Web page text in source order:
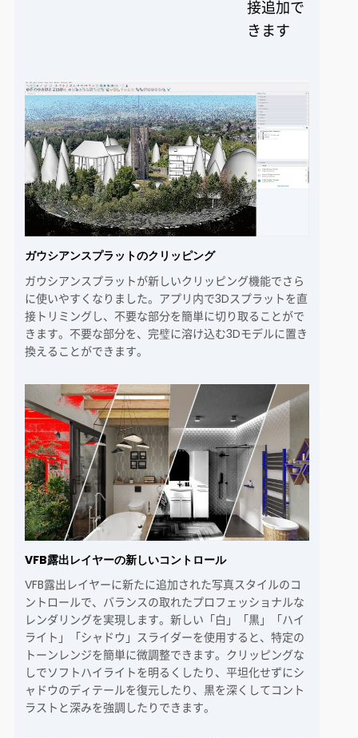
接追加で
きます
ガウシアンスプラットのクリッピング
ガウシアンスプラットが新しいクリッピング機能でさら
に使いやすくなりました。アプリ内で3Dスプラットを直
接トリミングし、不要な部分を簡単に切り取ることがで
きます。不要な部分を、完璧に溶け込む3Dモデルに置き
換えることができます。
VFB露出レイヤーの新しいコントロール
VFB露出レイヤーに新たに追加された写真スタイルのコ
ントロールで、バランスの取れたプロフェッショナルな
レンダリングを実現します。新しい「白」「黒」「ハイ
ライト」「シャドウ」スライダーを使用すると、特定の
トーンレンジを簡単に微調整できます。クリッピングな
しでソフトハイライトを明るくしたり、平坦化せずにシ
ャドウのディテールを復元したり、黒を深くしてコント
ラストと深みを強調したりできます。